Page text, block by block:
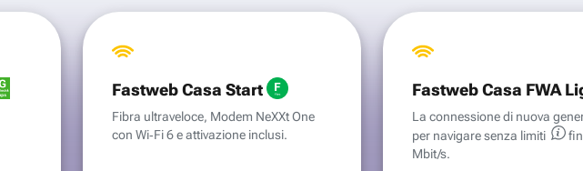
Fastweb Casa Start
Fibra ultraveloce, Modem NeXXt One
con Wi‑Fi 6 e attivazione inclusi.
Fastweb Casa FWA
La connessione di nuova
per navigare senza limiti
Mbit/s.